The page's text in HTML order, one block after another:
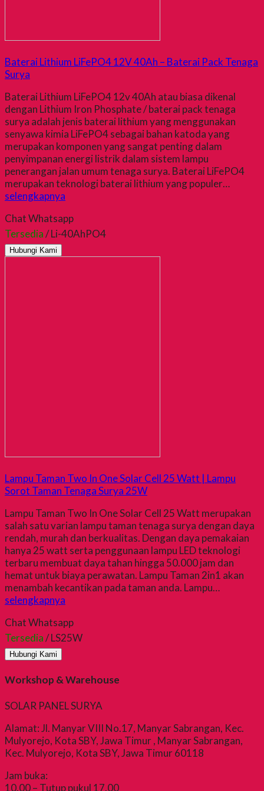
Baterai Lithium LiFePO4 12V 40Ah – Baterai Pack Tenaga
Surya
Baterai Lithium LiFePO4 12v 40Ah atau biasa dikenal
dengan Lithium Iron Phosphate / baterai pack tenaga
surya adalah jenis baterai lithium yang menggunakan
senyawa kimia LiFePO4 sebagai bahan katoda yang
merupakan komponen yang sangat penting dalam
penyimpanan energi listrik dalam sistem lampu
penerangan jalan umum tenaga surya. Baterai LiFePO4
merupakan teknologi baterai lithium yang populer…
selengkapnya
Chat Whatsapp
Tersedia/ Li-40AhPO4
Hubungi Kami
Lampu Taman Two In One Solar Cell 25 Watt | Lampu
Sorot Taman Tenaga Surya 25W
Lampu Taman Two In One Solar Cell 25 Watt merupakan
salah satu varian lampu taman tenaga surya dengan daya
rendah, murah dan berkualitas. Dengan daya pemakaian
hanya 25 watt serta penggunaan lampu LED teknologi
terbaru membuat daya tahan hingga 50.000 jam dan
hemat untuk biaya perawatan. Lampu Taman 2in1 akan
menambah kecantikan pada taman anda. Lampu…
selengkapnya
Chat Whatsapp
Tersedia/ LS25W
Hubungi Kami
Workshop & Warehouse
SOLAR PANEL SURYA
Alamat: Jl. Manyar VIII No.17, Manyar Sabrangan, Kec.
Mulyorejo, Kota SBY, Jawa Timur , Manyar Sabrangan,
Kec. Mulyorejo, Kota SBY, Jawa Timur 60118
Jam buka:
10.00 – Tutup pukul 17.00